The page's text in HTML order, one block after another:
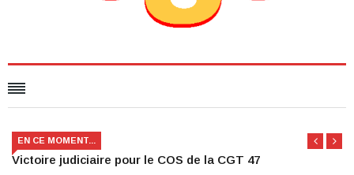
EN CE MOMENT...
Victoire judiciaire pour le COS de la CGT 47